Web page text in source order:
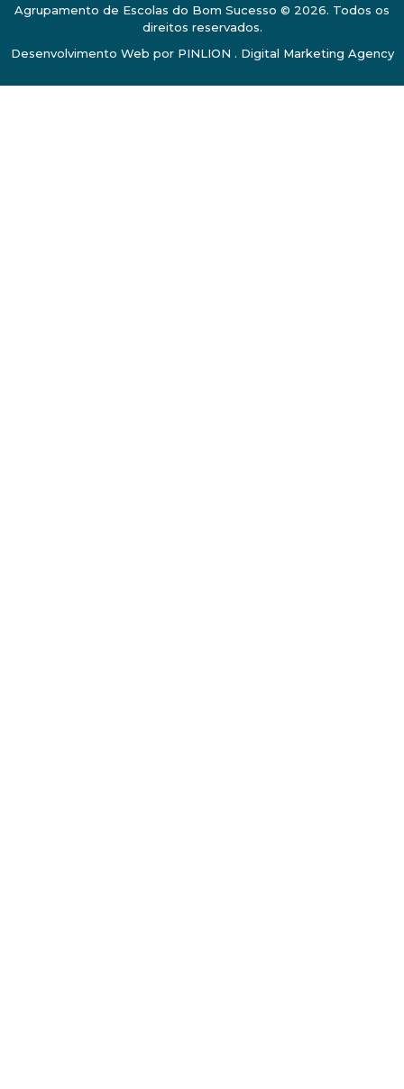
Agrupamento de Escolas do Bom Sucesso © 2026. Todos os
direitos reservados.
Desenvolvimento Web por PINLION . Digital Marketing Agency